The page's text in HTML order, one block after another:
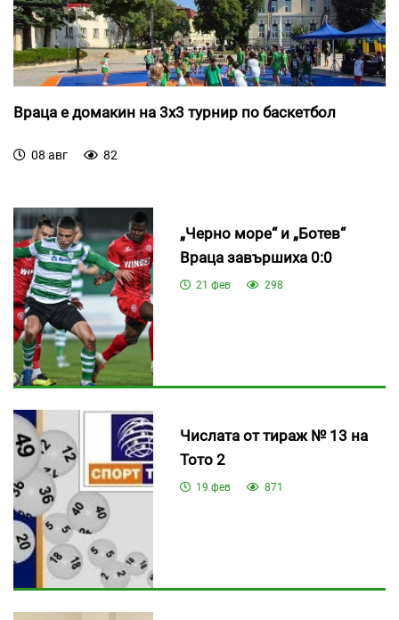
Враца е домакин на 3х3 турнир по баскетбол
08 авг 82
„Черно море“ и „Ботев“
Враца завършиха 0:0
21 фев 298
Числата от тираж № 13 на
Тото 2
19 фев 871